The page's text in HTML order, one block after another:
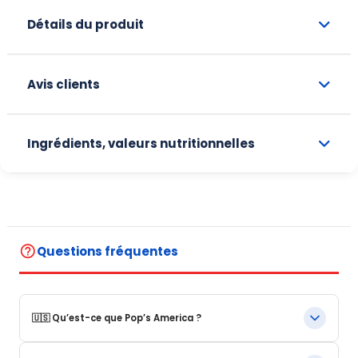
Détails du produit
Avis clients
Ingrédients, valeurs nutritionnelles
help_outlineQuestions fréquentes
🇺🇸 Qu’est-ce que Pop’s America ?